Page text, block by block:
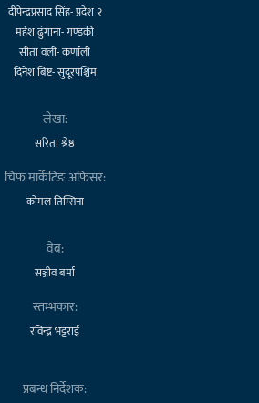
दीपेन्द्रप्रसाद सिंह- प्रदेश २
महेश ढुंगाना- गण्डकी
सीता वली- कर्णाली
दिनेश बिष्ट- सुदूरपश्चिम
लेखा:
सरिता श्रेष्ठ
चिफ मार्केटिङ अफिसर:
कोमल तिम्सिना
वेब:
सञ्जीव बर्मा
स्तम्भकार:
रविन्द्र भट्टराई
प्रबन्ध निर्देशक: